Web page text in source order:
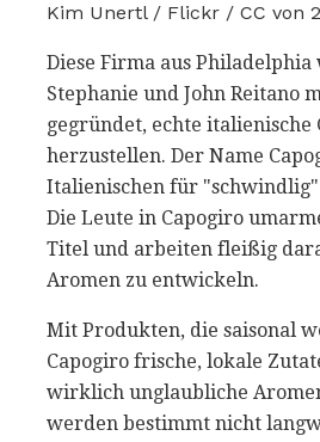
Kim Unertl / Flickr / CC von
Diese Firma aus Philadelphia
Stephanie und John Reitano
gegründet, echte italienische
herzustellen. Der Name
Italienischen für
Die Leute in Capogiro
Titel und arbeiten fleißig
Aromen zu entwickeln.
Mit Produkten, die saisonal
Capogiro frische, lokale
wirklich unglaubliche
werden bestimmt nicht